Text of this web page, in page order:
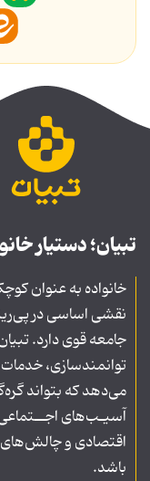
تبیان؛ دستیار
خانواده به عنوان
نقشی اساسی در
جامعه قوی دارد.
توانمندسازی، خدمات
می‌دهد که بتواند
آسیـب‌های
اقتصادی و
باشد.